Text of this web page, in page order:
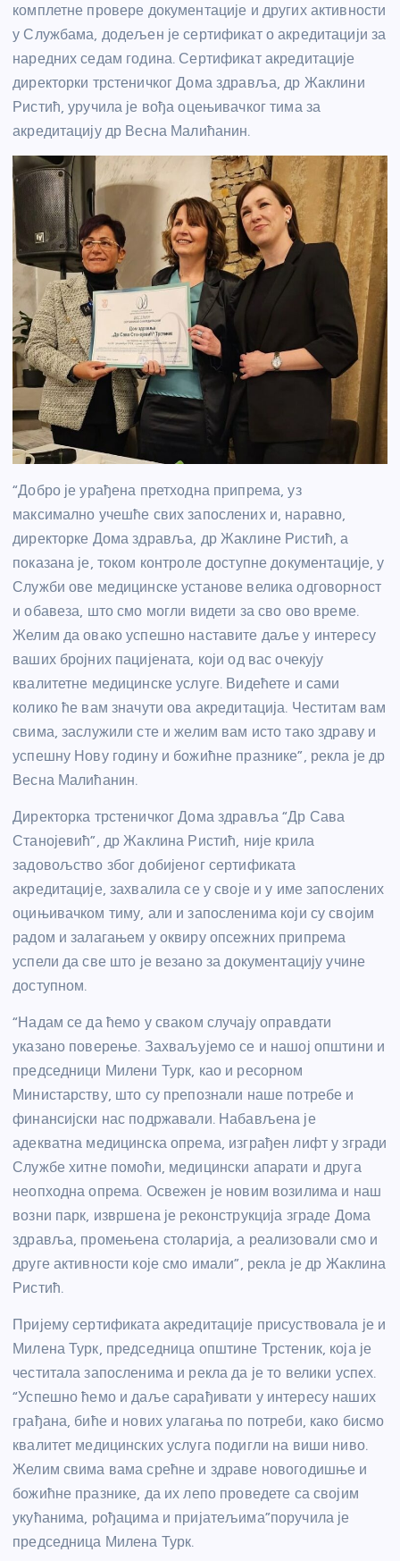
комплетне провере документације и других активности
у Службама, додељен је сертификат о акредитацији за
наредних седам година. Сертификат акредитације
директорки трстеничког Дома здравља, др Жаклини
Ристић, уручила је вођа оцењивачког тима за
акредитацију др Весна Малићанин.
“Добро је урађена претходна припрема, уз
максимално учешће свих запослених и, наравно,
директорке Дома здравља, др Жаклине Ристић, а
показана је, током контроле доступне документације, у
Служби ове медицинске установе велика одговорност
и обавеза, што смо могли видети за сво ово време.
Желим да овако успешно наставите даље у интересу
ваших бројних пацијената, који од вас очекују
квалитетне медицинске услуге. Видећете и сами
колико ће вам значути ова акредитација. Честитам вам
свима, заслужили сте и желим вам исто тако здраву и
успешну Нову годину и божићне празнике”, рекла је др
Весна Малићанин.
Директорка трстеничког Дома здравља “Др Сава
Станојевић”, др Жаклина Ристић, није крила
задовољство због добијеног сертификата
акредитације, захвалила се у своје и у име запослених
оцињивачком тиму, али и запосленима који су својим
радом и залагањем у оквиру опсежних припрема
успели да све што је везано за документацију учине
доступном.
“Надам се да ћемо у сваком случају оправдати
указано поверење. Захваљујемо се и нашој општини и
председници Милени Турк, као и ресорном
Министарству, што су препознали наше потребе и
финансијски нас подржавали. Набављена је
адекватна медицинска опрема, изграђен лифт у згради
Службе хитне помоћи, медицински апарати и друга
неопходна опрема. Освежен је новим возилима и наш
возни парк, извршена је реконструкција зграде Дома
здравља, промењена столарија, а реализовали смо и
друге активности које смо имали”, рекла је др Жаклина
Ристић.
Пријему сертификата акредитације присуствовала је и
Милена Турк, председница општине Трстеник, која је
честитала запосленима и рекла да је то велики успех.
“Успешно ћемо и даље сарађивати у интересу наших
грађана, биће и нових улагања по потреби, како бисмо
квалитет медицинских услуга подигли на виши ниво.
Желим свима вама срећне и здраве новогодишње и
божићне празнике, да их лепо проведете са својим
укућанима, рођацима и пријатељима”поручила је
председница Милена Турк.